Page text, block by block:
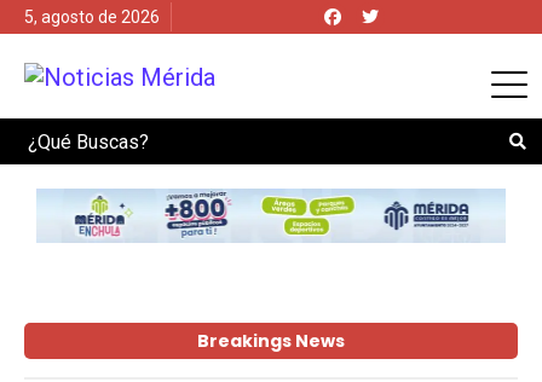
5, agosto de 2026
Search
Breakings News